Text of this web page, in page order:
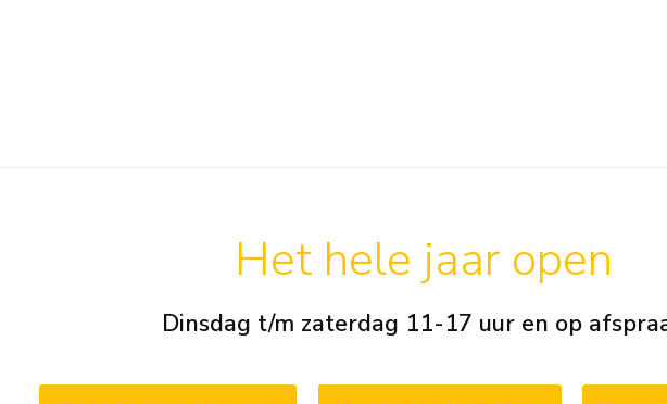
Het hele jaar open
Dinsdag t/m zaterdag 11-17 uur en op